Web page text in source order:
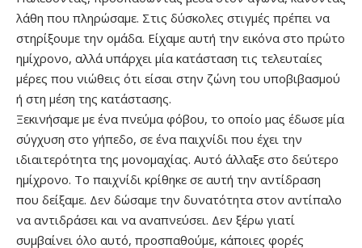
λάθη που πληρώσαμε. Στις δύσκολες στιγμές πρέπει να
στηρίξουμε την ομάδα. Είχαμε αυτή την εικόνα στο πρώτο
ημίχρονο, αλλά υπάρχει μία κατάσταση τις τελευταίες
μέρες που νιώθεις ότι είσαι στην ζώνη του υποβιβασμού
ή στη μέση της κατάστασης.
Ξεκινήσαμε με ένα πνεύμα φόβου, το οποίο μας έδωσε μία
σύγχυση στο γήπεδο, σε ένα παιχνίδι που έχει την
ιδιαιτερότητα της μονομαχίας. Αυτό άλλαξε στο δεύτερο
ημίχρονο. Το παιχνίδι κρίθηκε σε αυτή την αντίδραση
που δείξαμε. Δεν δώσαμε την δυνατότητα στον αντίπαλο
να αντιδράσει και να αναπνεύσει. Δεν ξέρω γιατί
συμβαίνει όλο αυτό, προσπαθούμε, κάποιες φορές